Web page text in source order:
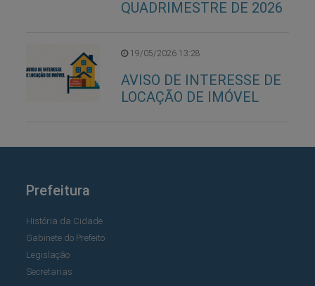
QUADRIMESTRE DE 2026
19/05/2026 13:28
AVISO DE INTERESSE DE
LOCAÇÃO DE IMÓVEL
Prefeitura
História da Cidade
Gabinete do Prefeito
Legislação
Secretarias